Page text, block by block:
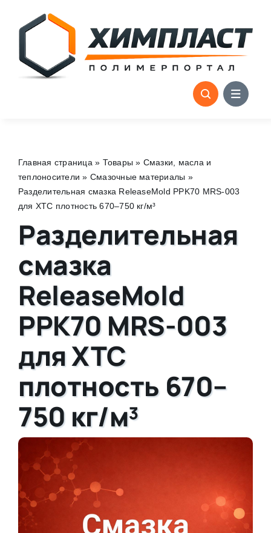
content
Главная страница » Товары » Смазки, масла и
теплоносители » Смазочные материалы »
Разделительная смазка ReleaseMold PPK70 MRS-003
для ХТС плотность 670–750 кг/м³
Разделительная
смазка
ReleaseMold
PPK70 MRS-003
для ХТС
плотность 670–
750 кг/м³